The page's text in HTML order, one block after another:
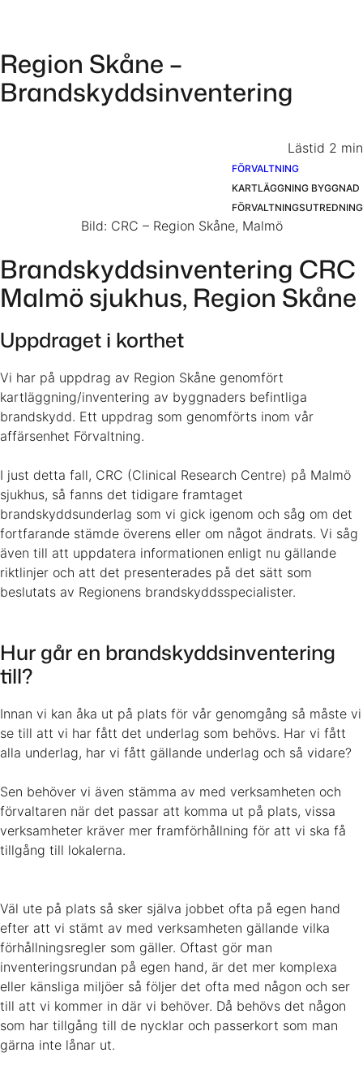
Region Skåne –
Brandskyddsinventering
Lästid 2 min
FÖRVALTNING
KARTLÄGGNING BYGGNAD
FÖRVALTNINGSUTREDNING
Bild: CRC – Region Skåne, Malmö
Brandskyddsinventering CRC
Malmö sjukhus, Region Skåne
Uppdraget i korthet
Vi har på uppdrag av Region Skåne genomfört
kartläggning/inventering av byggnaders befintliga
brandskydd. Ett uppdrag som genomförts inom vår
affärsenhet Förvaltning.
I just detta fall, CRC (Clinical Research Centre) på Malmö
sjukhus, så fanns det tidigare framtaget
brandskyddsunderlag som vi gick igenom och såg om det
fortfarande stämde överens eller om något ändrats. Vi såg
även till att uppdatera informationen enligt nu gällande
riktlinjer och att det presenterades på det sätt som
beslutats av Regionens brandskyddsspecialister.
Hur går en brandskyddsinventering
till?
Innan vi kan åka ut på plats för vår genomgång så måste vi
se till att vi har fått det underlag som behövs. Har vi fått
alla underlag, har vi fått gällande underlag och så vidare?
Sen behöver vi även stämma av med verksamheten och
förvaltaren när det passar att komma ut på plats, vissa
verksamheter kräver mer framförhållning för att vi ska få
tillgång till lokalerna.
Väl ute på plats så sker själva jobbet ofta på egen hand
efter att vi stämt av med verksamheten gällande vilka
förhållningsregler som gäller. Oftast gör man
inventeringsrundan på egen hand, är det mer komplexa
eller känsliga miljöer så följer det ofta med någon och ser
till att vi kommer in där vi behöver. Då behövs det någon
som har tillgång till de nycklar och passerkort som man
gärna inte lånar ut.